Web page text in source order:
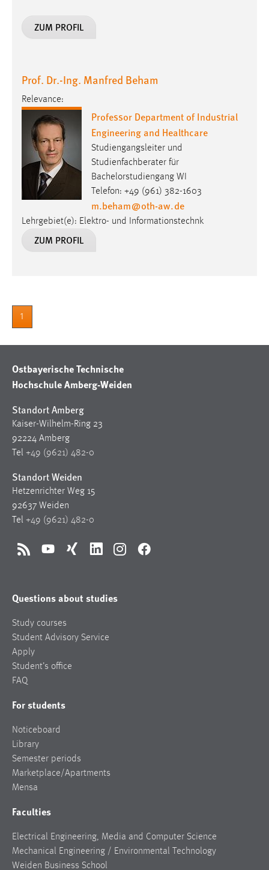
ZUM PROFIL
Prof. Dr.-Ing. Manfred Beham
Relevance:
Professor Department of Industrial
Engineering and Healthcare
Studiengangsleiter und
Studienfachberater für
Bachelorstudiengang WI
Telefon: +49 (961) 382-1603
m.beham@oth-aw.de
Lehrgebiet(e): Elektro- und Informationstechnk
ZUM PROFIL
1
Ostbayerische Technische
Hochschule Amberg-Weiden
Standort Amberg
Kaiser-Wilhelm-Ring 23
92224 Amberg
Tel +49 (9621) 482-0
Standort Weiden
Hetzenrichter Weg 15
92637 Weiden
Tel +49 (9621) 482-0
RSS YouTubeXing LinkedInInstagramFacebook
Questions about studies
Study courses
Student Advisory Service
Apply
Student’s office
FAQ
For students
Noticeboard
Library
Semester periods
Marketplace/Apartments
Mensa
Faculties
Electrical Engineering, Media and Computer Science
Mechanical Engineering / Environmental Technology
Weiden Business School